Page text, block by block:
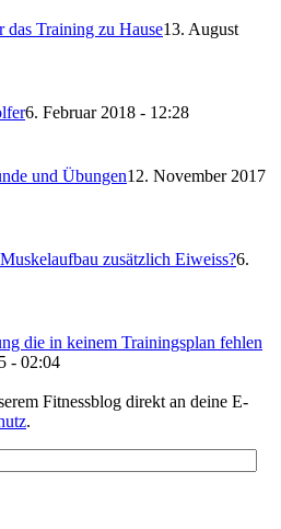
Training zu Hause13. August
6. Februar 2018 - 12:28
und Übungen12. November 2017
zusätzlich Eiweiss?6.
die in keinem Trainingsplan fehlen
- 02:04
Fitnessblog direkt an deine E-
.